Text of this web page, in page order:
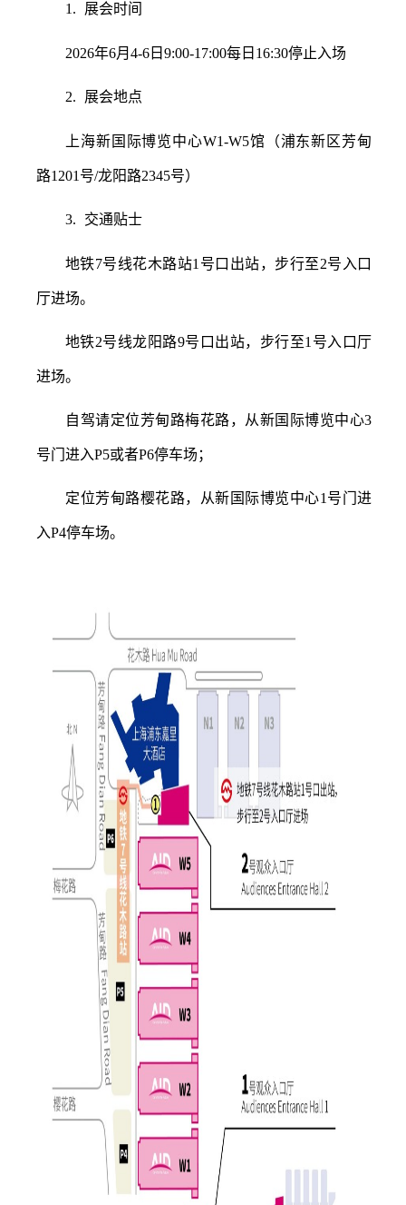
1. 展会时间
2026年6月4-6日9:00-17:00每日16:30停止入场
2. 展会地点
上海新国际博览中心W1-W5馆（浦东新区芳甸
路1201号/龙阳路2345号）
3. 交通贴士
地铁7号线花木路站1号口出站，步行至2号入口
厅进场。
地铁2号线龙阳路9号口出站，步行至1号入口厅
进场。
自驾请定位芳甸路梅花路，从新国际博览中心3
号门进入P5或者P6停车场；
定位芳甸路樱花路，从新国际博览中心1号门进
入P4停车场。